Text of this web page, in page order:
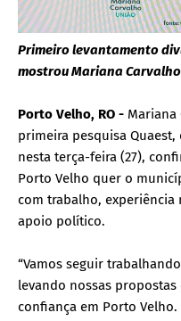
Primeiro levantamento
mostrou Mariana
Porto Velho, RO - Mariana
primeira pesquisa
nesta terça-feira (27),
Porto Velho quer o
com trabalho,
apoio político.
“Vamos seguir
levando nossas
confiança em Porto